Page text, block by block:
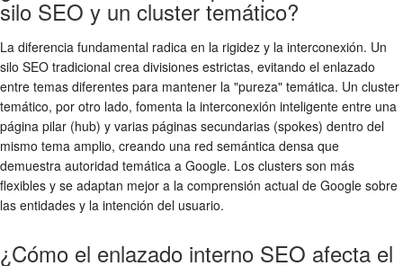
silo SEO y un cluster temático?
La diferencia fundamental radica en la rigidez y la interconexión. Un
silo SEO tradicional crea divisiones estrictas, evitando el enlazado
entre temas diferentes para mantener la "pureza" temática. Un cluster
temático, por otro lado, fomenta la interconexión inteligente entre una
página pilar (hub) y varias páginas secundarias (spokes) dentro del
mismo tema amplio, creando una red semántica densa que
demuestra autoridad temática a Google. Los clusters son más
flexibles y se adaptan mejor a la comprensión actual de Google sobre
las entidades y la intención del usuario.
¿Cómo el enlazado interno SEO afecta el